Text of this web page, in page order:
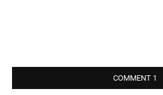
1 COMMENT